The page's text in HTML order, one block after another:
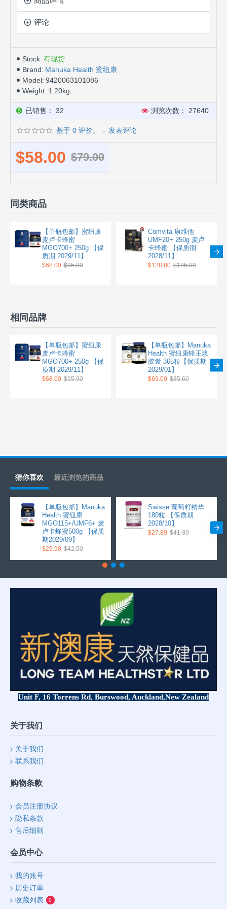
评论
Stock: 有现货
Brand: Manuka Health 蜜纽康
Model: 9420063101086
Weight: 1.20kg
已销售： 32 浏览次数： 27640
基于 0 评价。 - 发表评论
$58.00 $79.00
同类商品
【单瓶包邮】蜜纽康
麦卢卡蜂蜜
MGO700+ 250g 【保
质期 2029/11】
$68.00 $95.90
Comvita 康维他
UMF20+ 250g 麦卢
卡蜂蜜 【保质期
2028/11】
$128.80 $185.00
相同品牌
【单瓶包邮】蜜纽康
麦卢卡蜂蜜
MGO700+ 250g 【保
质期 2029/11】
$68.00 $95.90
【单瓶包邮】Manuka
Health 蜜纽康蜂王浆
胶囊 365粒【保质期
2029/01】
$69.00 $85.60
猜你喜欢 最近浏览的商品
【单瓶包邮】Manuka
Health 蜜纽康
MGO115+/UMF6+ 麦
卢卡蜂蜜500g 【保质
期2029/09】
$29.90 $42.50
Swisse 葡萄籽精华
180粒 【保质期
2028/10】
$27.80 $41.30
Unit F, 16 Torrens Rd, Burswood, Auckland,New Zealand
关于我们
关于我们
联系我们
购物条款
会员注册协议
隐私条款
售后细则
会员中心
我的账号
历史订单
收藏列表
0